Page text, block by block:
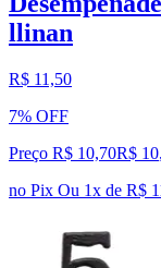
llinan
R$ 11,50
7% OFF
Preço R$ 10,70R$ 10,
no Pix Ou 1x de R$